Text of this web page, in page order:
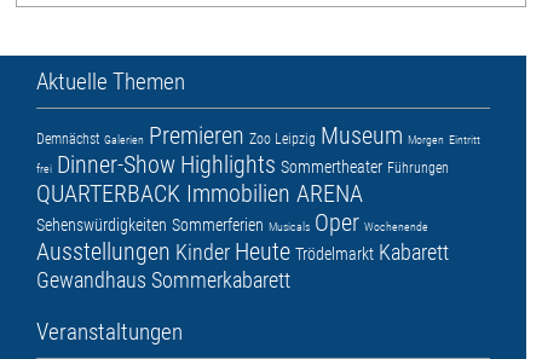
Aktuelle Themen
Demnächst Galerien Premieren Zoo Leipzig Museum Morgen Eintritt
frei Dinner-Show Highlights Sommertheater Führungen
QUARTERBACK Immobilien ARENA
Sehenswürdigkeiten Sommerferien Musicals Oper Wochenende
Ausstellungen Kinder Heute Trödelmarkt Kabarett
Gewandhaus Sommerkabarett
Veranstaltungen